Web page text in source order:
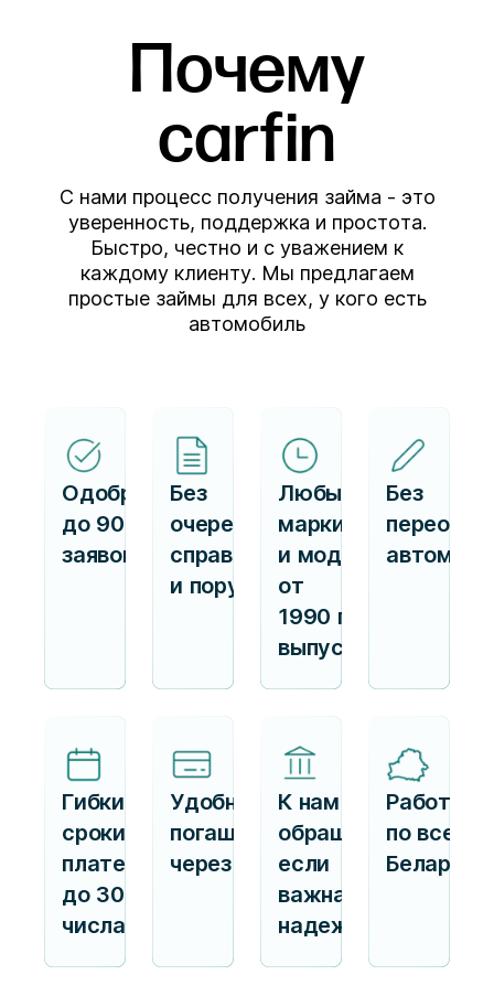
Почему
carfin
С нами процесс получения займа - это
уверенность, поддержка и простота.
Быстро, честно и с уважением к
каждому клиенту. Мы предлагаем
простые займы для всех, у кого есть
автомобиль
Одобряем
до 90%
заявок
Без
очередей,
справок
и поручителей
Любые
марки
и модели
от
1990 г.
выпуска
Без
Гибкие
сроки
платежа —
до 30
числа
Удобное
погашение
через ЕРИП
К нам
обращаются,
если
важна
надежность
Работаем
по всей
Беларуси